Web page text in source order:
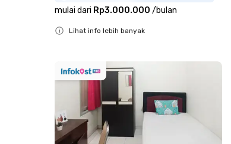
mulai dari Rp3.000.000 /bulan
Lihat info lebih banyak